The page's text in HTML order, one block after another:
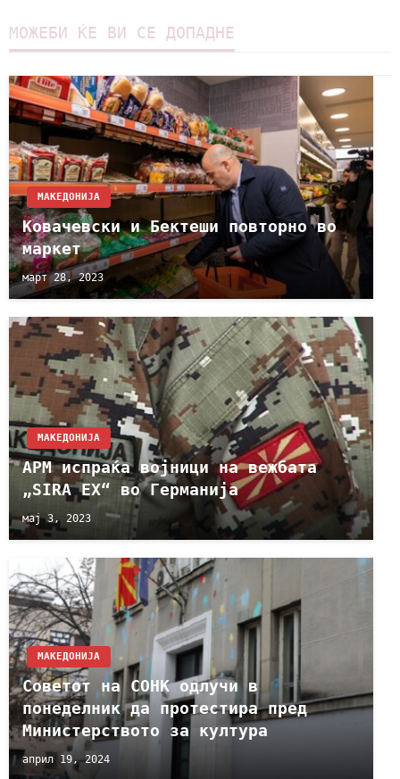
МОЖЕБИ ЌЕ ВИ СЕ ДОПАДНЕ
МАКЕДОНИЈА
Ковачевски и Бектеши повторно во
маркет
март 28, 2023
МАКЕДОНИЈА
АРМ испраќа војници на вежбата
„SIRA EX“ во Германија
мај 3, 2023
МАКЕДОНИЈА
Советот на СОНК одлучи в
понеделник да протестира пред
Министерството за култура
април 19, 2024